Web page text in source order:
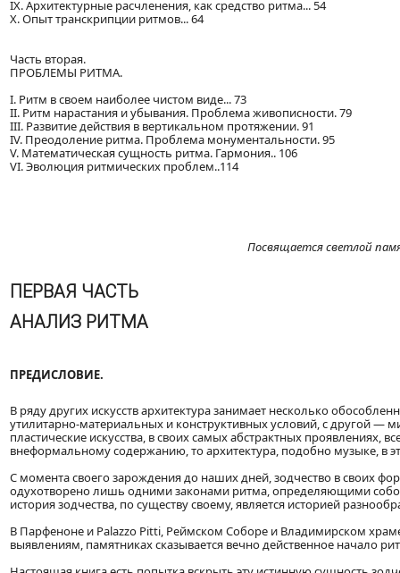
IX. Архитектурные расчленения, как средство ритма... 54
X. Опыт транскрипции ритмов... 64
Часть вторая.
ПРОБЛЕМЫ РИТМА.
I. Ритм в своем наиболее чистом виде... 73
II. Ритм нарастания и убывания. Проблема живописности. 79
III. Развитие действия в вертикальном протяжении. 91
IV. Преодоление ритма. Проблема монументальности. 95
V. Математическая сущность ритма. Гармония.. 106
VI. Эволюция ритмических проблем..114
Посвящается светлой
ПЕРВАЯ ЧАСТЬ
АНАЛИЗ РИТМА
ПРЕДИСЛОВИЕ.
В ряду других искусств архитектура занимает несколько
утилитарно-материальных и конструктивных условий, с другой
пластические искусства, в своих самых абстрактных проявлениях,
внеформальному содержанию, то архитектура, подобно музыке, в
С момента своего зарождения до наших дней, зодчество в своих
одухотворено лишь одними законами ритма, определяющими
история зодчества, по существу своему, является историей
В Парфеноне и Palazzo Pitti, Реймском Соборе и Владимирском
выявлениям, памятниках сказывается вечно действенное начало